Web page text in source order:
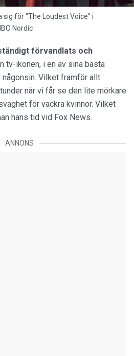
för "The Loudest Voice" i
Nordic
förvandlats och
tv-ikonen, i en av sina bästa
Vilket framför allt
när vi får se den lite mörkare
för vackra kvinnor. Vilket
hans tid vid Fox News.
ANNONS